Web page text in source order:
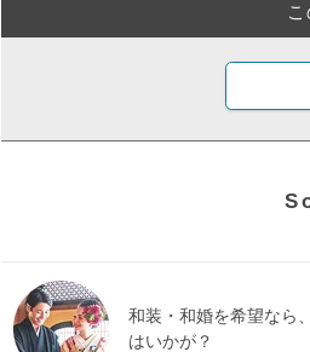
和装・和婚を希望なら
はいかが？